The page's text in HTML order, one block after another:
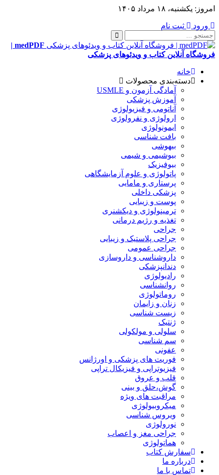
امروز: یکشنبه، ۱۸ مرداد ۱۴۰۵
ورود ثبت نام
medPDF |
فروشگاه آنلاین کتاب و ویدئوهای پزشکی
خانه
دسته‌بندی محصولات
آمادگی آزمون و USMLE
آموزش پزشکی
آناتومی و فیزیولوژی
ارولوژی و نفرولوژی
ایمونولوژی
بافت شناسی
بیهوشی
بیوشیمی و شیمی
بیوفیزیک
پاتولوژی و علوم آزمایشگاهی
پرستاری و مامایی
پزشکی داخلی
پوست و زیبایی
ترمینولوژی و دیکشنری
تغذیه و رژیم درمانی
جراحی
جراحی پلاستیک و زیبایی
جراحی عمومی
داروشناسی و داروسازی
دندانپزشکی
رادیولوژی
روانشناسی
روماتولوژی
زنان و زایمان
زیست شناسی
ژنتیک
سلولی و مولکولی
سم شناسی
عفونی
فوریت های پزشکی و اورژانس
فیزیوتراپی و فیزیکال تراپی
قلب و عروق
گوش،حلق و بینی
مراقبت های ویژه
میکروبیولوژی
ویروس شناسی
نورولوژی
جراحی مغز و اعصاب
هماتولوژی
سفارش کتاب
درباره ما
تماس با ما